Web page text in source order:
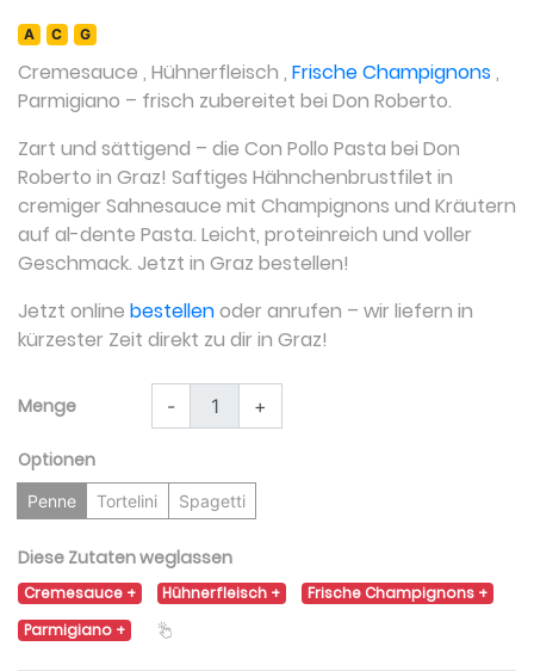
A C G
Cremesauce , Hühnerfleisch , Frische Champignons,
Parmigiano – frisch zubereitet bei Don Roberto.
Zart und sättigend – die Con Pollo Pasta bei Don
Roberto in Graz! Saftiges Hähnchenbrustfilet in
cremiger Sahnesauce mit Champignons und Kräutern
auf al-dente Pasta. Leicht, proteinreich und voller
Geschmack. Jetzt in Graz bestellen!
Jetzt online bestellenoder anrufen – wir liefern in
kürzester Zeit direkt zu dir in Graz!
Menge - +
Optionen
Penne Tortelini Spagetti
Diese Zutaten weglassen
Cremesauce Hühnerfleisch
Frische Champignons
Parmigiano